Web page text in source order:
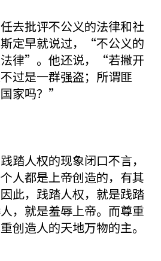
去批评不公义的法律和社
定早就说过，“不公义的
律”。他还说，“若撇开
过是一群强盗；所谓匪
家吗？”
踏人权的现象闭口不言，
人都是上帝创造的，有其
此，践踏人权，就是践踏
，就是羞辱上帝。而尊重
创造人的天地万物的主。